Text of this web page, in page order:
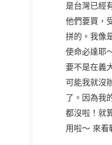
是台灣已經
他們要買，
拼的。我像
使命必達耶
要不是在義
可能我就沒
了。因為我
都沒啦！就
用啦～ 來看